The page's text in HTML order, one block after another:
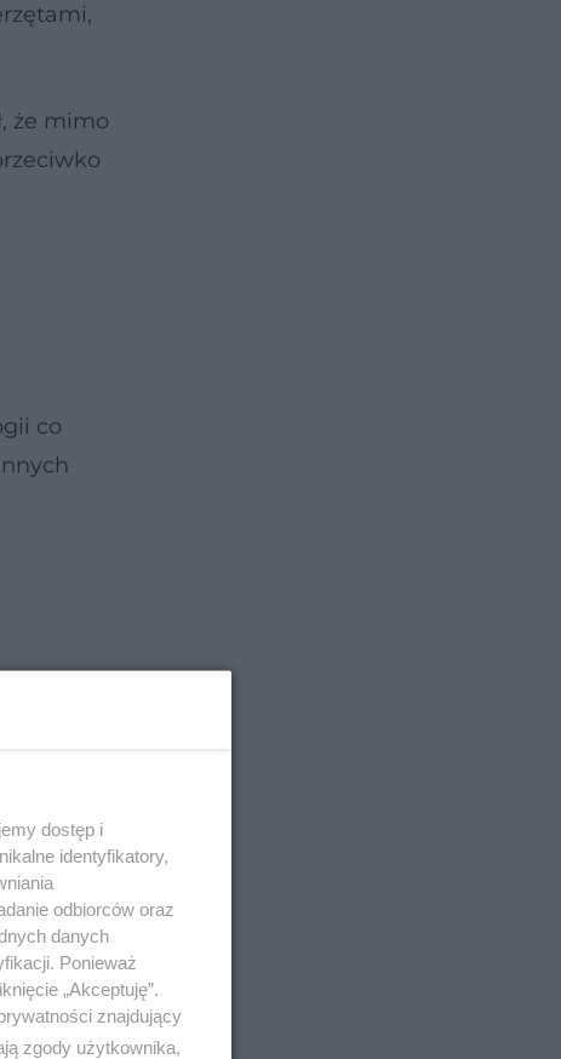
że mimo
co
apetytu.
dostęp i
identyfikatory,
odbiorców oraz
danych
Ponieważ
„Akceptuję”.
znajdujący
zgody użytkownika,